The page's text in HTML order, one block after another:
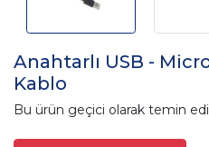
Anahtarlı USB -
Kablo
Bu ürün geçici olarak temin